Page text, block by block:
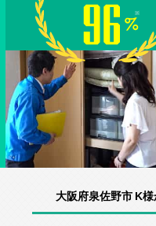
大阪府泉佐野市 K